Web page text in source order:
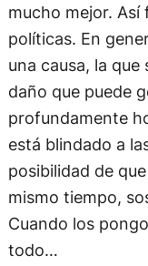
mucho mejor. Así
políticas. En
una causa, la
daño que puede
profundamente
está blindado a
posibilidad de
mismo tiempo,
Cuando los
todo…